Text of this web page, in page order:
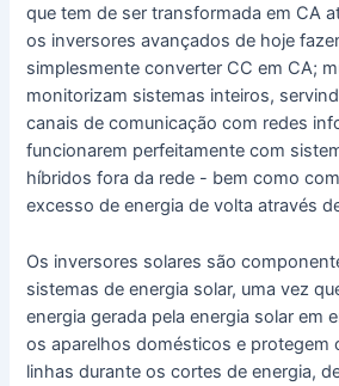
que tem de ser transformada em CA
os inversores avançados de hoje
simplesmente converter CC em CA;
monitorizam sistemas inteiros,
canais de comunicação com redes
funcionarem perfeitamente com
híbridos fora da rede - bem como
excesso de energia de volta através
Os inversores solares são
sistemas de energia solar, uma vez
energia gerada pela energia solar em
os aparelhos domésticos e protegem
linhas durante os cortes de energia,